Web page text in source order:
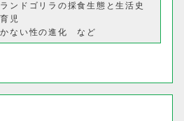
ンドゴリラの採食生態と生活史
児
ない性の進化 など